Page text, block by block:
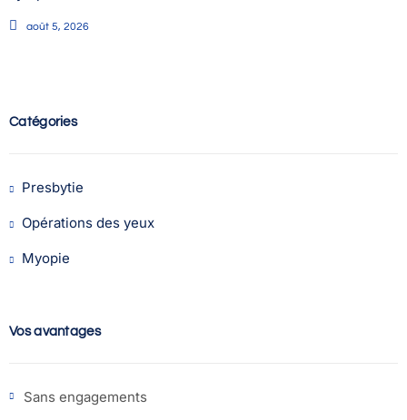
août 5, 2026
Catégories
Presbytie
Opérations des yeux
Myopie
Vos avantages
Sans engagements